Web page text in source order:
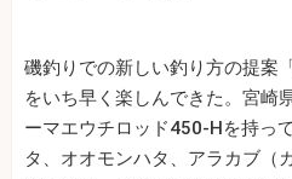
磯釣りでの新しい釣り方の提案
をいち早く楽しんできた。宮崎
ーマエウチロッド450‐Hを持っ
タ、オオモンハタ、アラカブ（